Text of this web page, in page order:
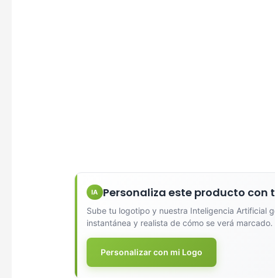
IA Personaliza este producto con
Sube tu logotipo y nuestra Inteligencia Artificial
instantánea y realista de cómo se verá marcado.
Personalizar con mi Logo
Selecciona
Una Tinta